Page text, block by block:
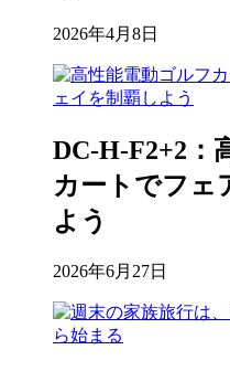
2026年4月8日
DC-H-F2+2：
カートでフェ
よう
2026年6月27日